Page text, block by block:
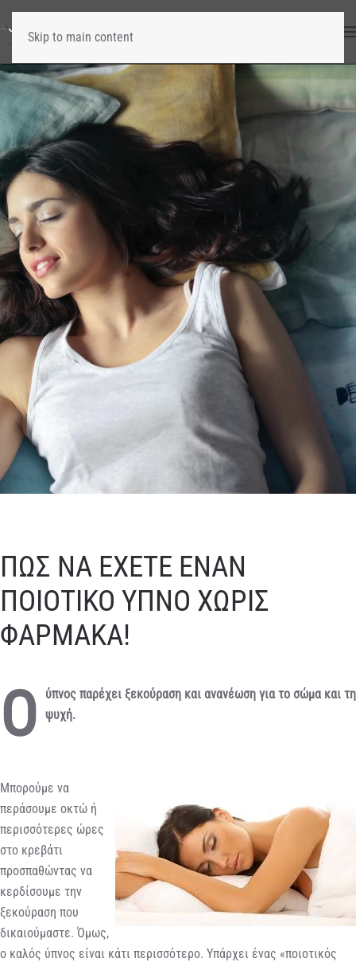
Skip to main content
ΠΩΣ ΝΑ ΕΧΕΤΕ ΕΝΑΝ
ΠΟΙΟΤΙΚΟ ΥΠΝΟ ΧΩΡΙΣ
ΦΑΡΜΑΚΑ!
Ο
ύπνος παρέχει ξεκούραση και ανανέωση για το σώμα και τη
ψυχή.
Μπορούμε να
περάσουμε οκτώ ή
περισσότερες ώρες
στο κρεβάτι
προσπαθώντας να
κερδίσουμε την
ξεκούραση που
δικαιούμαστε. Όμως,
ο καλός ύπνος είναι κάτι περισσότερο. Υπάρχει ένας «ποιοτικός